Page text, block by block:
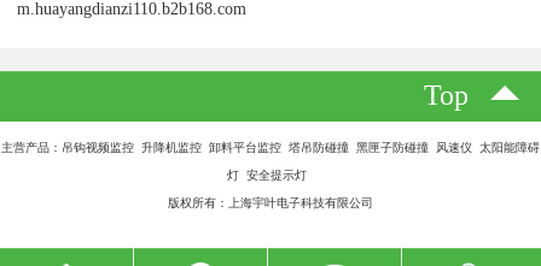
m.huayangdianzi110.b2b168.com
Top
主营产品：吊钩视频监控 升降机监控 卸料平台监控 塔吊防碰撞 黑匣子防碰撞 风速仪 太阳能障碍
灯 安全提示灯
版权所有：上海宇叶电子科技有限公司